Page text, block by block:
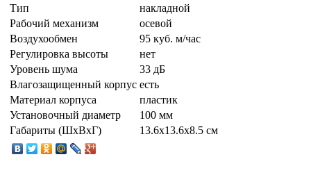
Тип
накладной
Рабочий механизм
осевой
Воздухообмен
95 куб. м/час
Регулировка высоты
нет
Уровень шума
33 дБ
Влагозащищенный корпус есть
Материал корпуса
пластик
Установочный диаметр
100 мм
Габариты (ШхВхГ)
13.6x13.6x8.5 см